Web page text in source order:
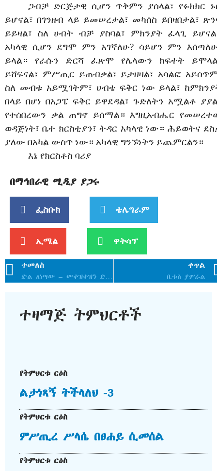
ጋብቻ ድርጅታዊ ሲሆን ጥቅምን ያሰላል፣ የፉክክር
ይሆናል፣ በገንዘብ ላይ ይመሠረታል፣ መካሰስ ይበዛበታል፣
ይይዛል፣ ስለ ሀብት ብቻ ያስባል፣ ምክንያት ፈላጊ
አካላዊ ሲሆን ደግሞ ምን አገኛለሁ? ሳይሆን ምን
ይላል። የራሱን ድርሻ ፈጽሞ የሌላውን ክፍተት
ይሸፍናል፣ ምሥጢር ይጠብቃል፣ ይታዘዛል፣ አሳልፎ
ስለ መብቱ አይሟገትም፣ ሀብቴ ፍቅር ነው ይላል፣
በላይ በሆነ በአጋፔ ፍቅር ይዋደዳል፣ ጉድለትን አሟልቶ
የተሰበረውን ቃል ጠግኖ ይሰማል። እግዚአብሔር
ወዳጅነት፣ ቤተ ክርስቲያን፣ ትዳር አካላዊ ነው። ሕይወትና
ያለው በአካል ውስጥ ነው። አካላዊ ግንኙነትን ይጨምርልን።
እኔ የክርስቶስ ባሪያ
በማኅበራዊ ሚዲያ ያጋሩ
ፌስቡክ ቴሌግራም
ኢሜል ዋትሳፕ
ተመለስ
ድል ለነሣው – መቀዝቀዝን ድል መንሣት / ክፍል 2
ቀጥል
ቤቱስ ያምራል
ተዛማጅ ትምህርቶች
የትምህርቱ ርዕስ
ልታነጻኝ ትችላለህ -3
የትምህርቱ ርዕስ
ምሥጢረ ሥላሴ በፀሐይ ሲመሰል
የትምህርቱ ርዕስ